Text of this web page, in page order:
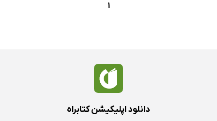
1
دانلود اپلیکیشن کتابراه